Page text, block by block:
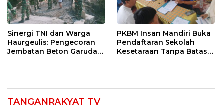
Sinergi TNI dan Warga
Haurgeulis: Pengecoran
Jembatan Beton Garuda
PKBM Insan Mandiri Buka
Pendaftaran Sekolah
Kesetaraan Tanpa Batas
TANGANRAKYAT TV